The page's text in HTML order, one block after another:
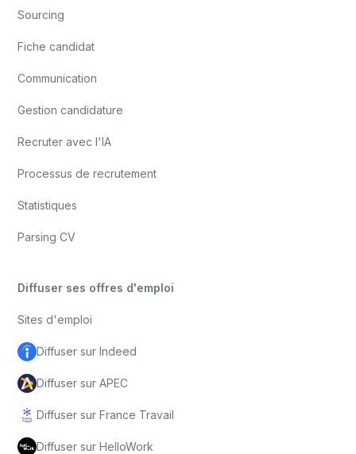
Sourcing
Fiche candidat
Communication
Gestion candidature
Recruter avec l'IA
Processus de recrutement
Statistiques
Parsing CV
Diffuser ses offres d'emploi
Sites d'emploi
Diffuser sur Indeed
Diffuser sur APEC
Diffuser sur France Travail
Diffuser sur HelloWork